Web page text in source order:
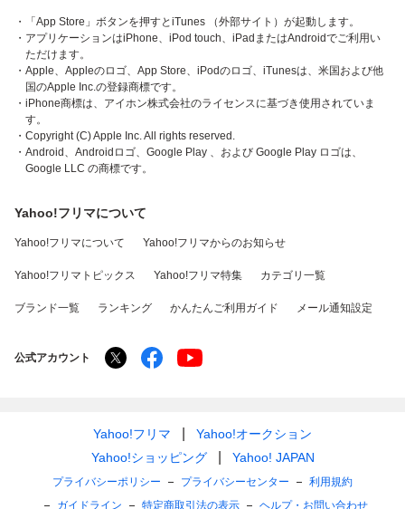
・「App Store」ボタンを押すとiTunes （外部サイト）が起動します。
・アプリケーションはiPhone、iPod touch、iPadまたはAndroidでご利用い
ただけます。
・Apple、Appleのロゴ、App Store、iPodのロゴ、iTunesは、米国および他
国のApple Inc.の登録商標です。
・iPhone商標は、アイホン株式会社のライセンスに基づき使用されていま
す。
・Copyright (C) Apple Inc. All rights reserved.
・Android、Androidロゴ、Google Play 、および Google Play ロゴは、
Google LLC の商標です。
Yahoo!フリマについて
Yahoo!フリマについて Yahoo!フリマからのお知らせ
Yahoo!フリマトピックス Yahoo!フリマ特集 カテゴリ一覧
ブランド一覧 ランキング かんたんご利用ガイド メール通知設定
公式アカウント
Yahoo!フリマ
Yahoo!オークション
Yahoo!ショッピング
Yahoo! JAPAN
プライバシーポリシー プライバシーセンター
利用規約
ガイドライン
特定商取引法の表示 ヘルプ・お問い合わせ